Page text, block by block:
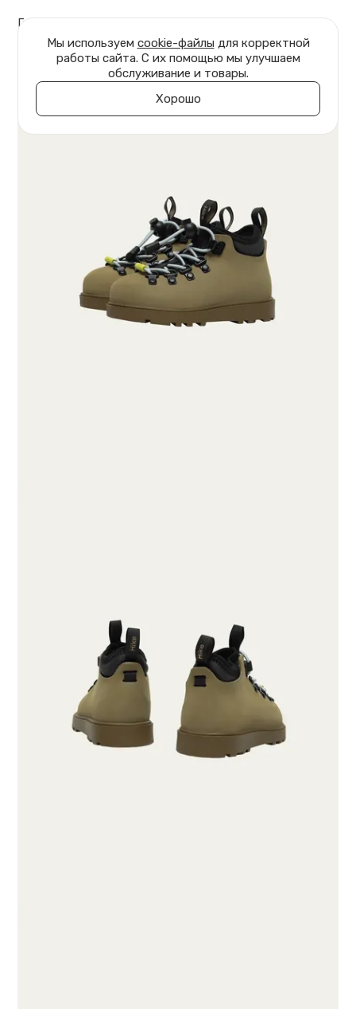
Главная Детям Ботинки Jasper Junior
Мы используем cookie-файлы для корректной
работы сайта. С их помощью мы улучшаем
обслуживание и товары.
Хорошо